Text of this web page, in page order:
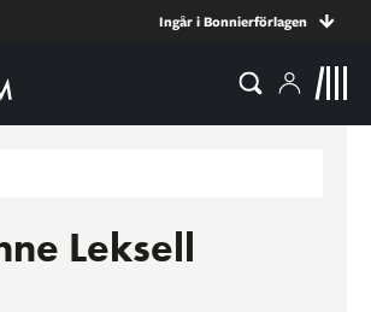
Ingår i Bonnierförlagen
Leksell